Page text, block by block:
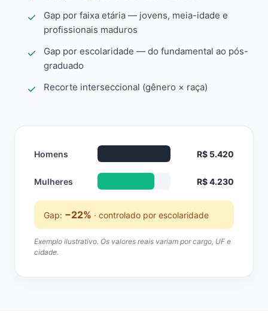
Gap por faixa etária — jovens, meia-idade e
profissionais maduros
Gap por escolaridade — do fundamental ao pós-
graduado
Recorte interseccional (gênero × raça)
Homens R$ 5.420
Mulheres R$ 4.230
Gap: −22% · controlado por escolaridade
Exemplo ilustrativo. Os valores reais variam por cargo, UF e
cidade.